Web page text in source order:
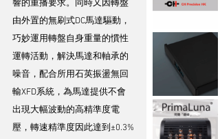
響的重播要求。同時又因轉盤
由外置的無刷式DC馬達驅動，
巧妙運用轉盤自身重量的慣性
運轉活動，解決馬達和軸承的
噪音，配合所用石英振盪無回
輸XFD系統，為馬達提供不會
出現大幅波動的高精準度電
壓，轉速精準度因此達到±0.3%